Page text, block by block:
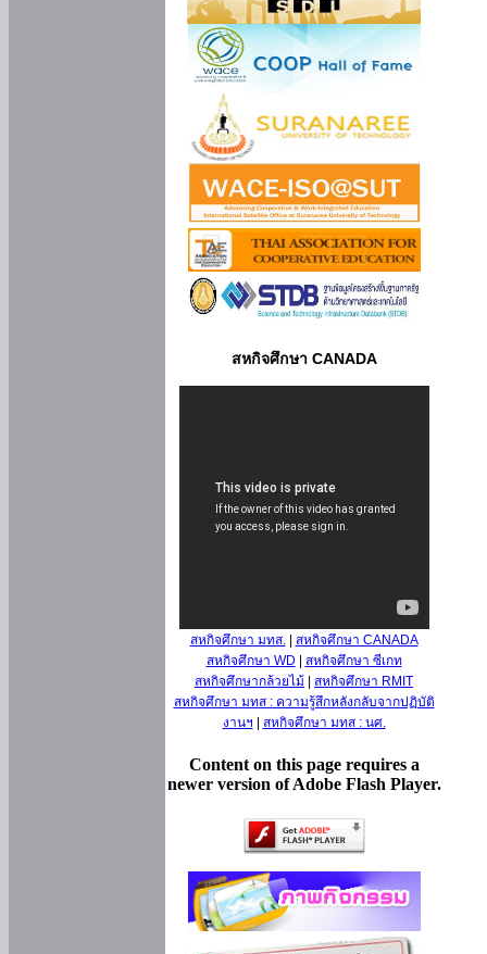
สหกิจศึกษา CANADA
สหกิจศึกษา มทส.| สหกิจศึกษา CANADA
สหกิจศึกษา WD
สหกิจศึกษา ซีเกท
สหกิจศึกษากล้วยไม้
สหกิจศึกษา RMIT
สหกิจศึกษา มทส : ความรู้สึกหลังกลับจากปฏิบัติ
งานฯ
สหกิจศึกษา มทส : นศ.
Content on this page requires a
newer version of Adobe Flash Player.